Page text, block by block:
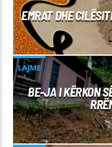
EMRAT DHE
LAJME
BE-JA I KËRKON